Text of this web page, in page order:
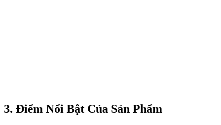
3. Điểm Nổi Bật Của Sản Phẩm